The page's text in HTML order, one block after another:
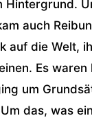
Hintergrund.
auch
auf die Welt,
Es waren
um
das, was